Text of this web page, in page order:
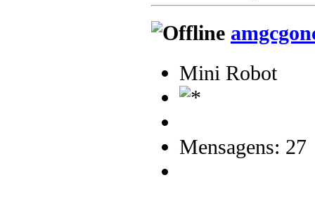
Mini Robot
Mensagens: 27